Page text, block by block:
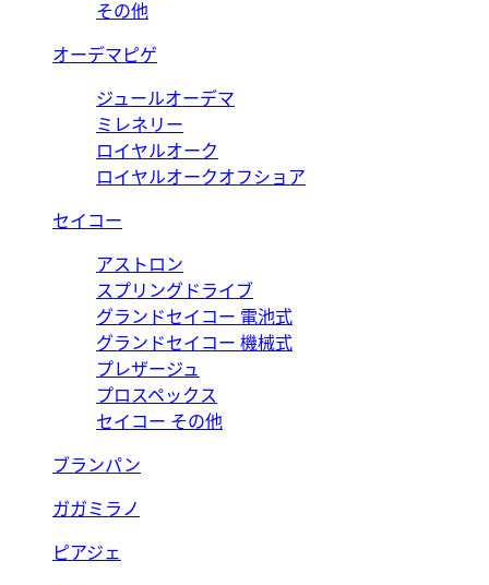
その他
オーデマピゲ
ジュールオーデマ
ミレネリー
ロイヤルオーク
ロイヤルオークオフショア
セイコー
アストロン
スプリングドライブ
グランドセイコー 電池式
グランドセイコー 機械式
プレザージュ
プロスペックス
セイコー その他
ブランパン
ガガミラノ
ピアジェ